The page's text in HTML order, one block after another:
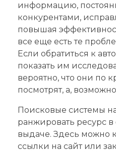
информацию,
конкурентами,
повышая
все еще есть те
Если обратиться к
показать им
вероятно, что они по
посмотрят, а,
Поисковые системы
ранжировать ресурс
выдаче. Здесь можно
ссылки на сайт или